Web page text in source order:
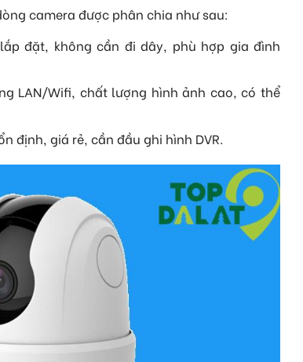
camera được phân chia như sau:
đặt, không cần đi dây, phù hợp gia đình
LAN/Wifi, chất lượng hình ảnh cao, có thể
định, giá rẻ, cần đầu ghi hình DVR.